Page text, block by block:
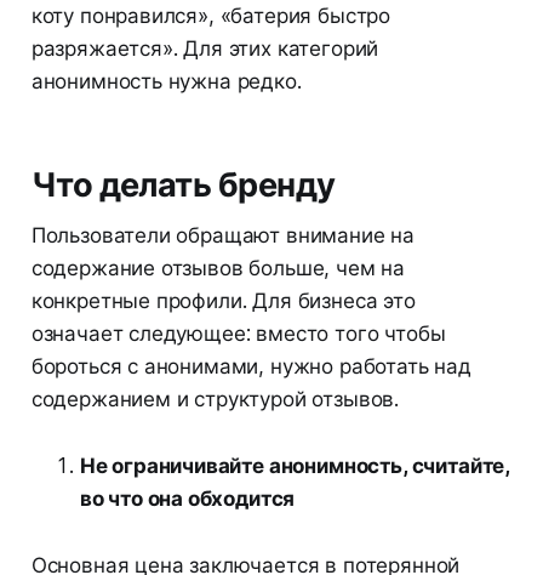
коту понравился», «батерия быстро
разряжается». Для этих категорий
анонимность нужна редко.
Что делать бренду
Пользователи обращают внимание на
содержание отзывов больше, чем на
конкретные профили. Для бизнеса это
означает следующее: вместо того чтобы
бороться с анонимами, нужно работать над
содержанием и структурой отзывов.
Не ограничивайте анонимность, считайте,
во что она обходится
Основная цена заключается в потерянной